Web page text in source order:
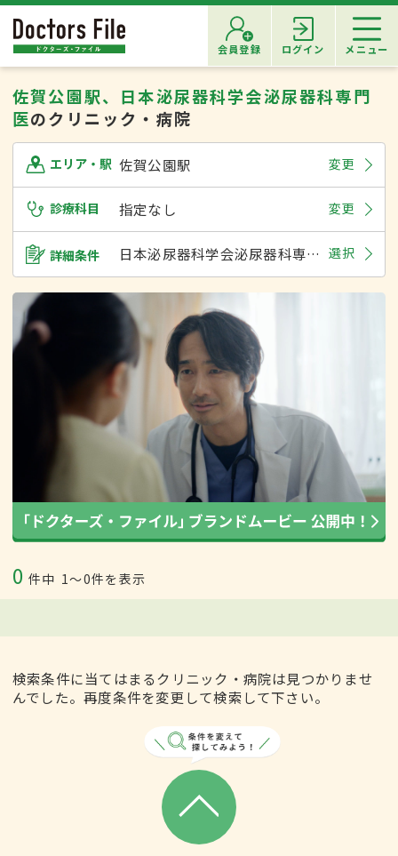
会員登録 ログイン メニュー
佐賀公園駅、日本泌尿器科学会泌尿器科専門
医のクリニック・病院
エリア・駅 佐賀公園駅 変更
診療科目 指定なし 変更
詳細条件 日本泌尿器科学会泌尿器科専門医 選択
0 件中 1〜0件を表示
検索条件に当てはまるクリニック・病院は見つかりませ
んでした。再度条件を変更して検索して下さい。